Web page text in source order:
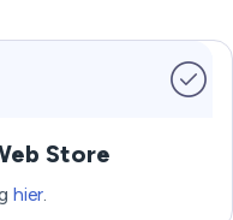
Store
hier.